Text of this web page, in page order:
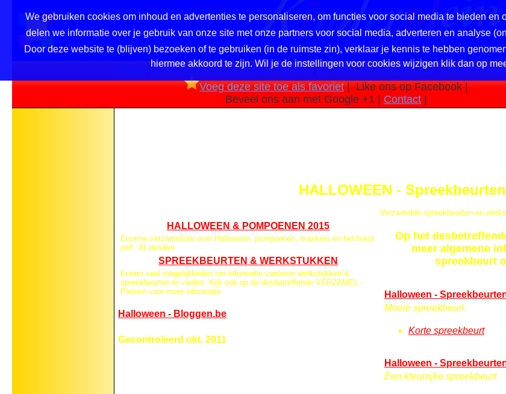
We gebruiken cookies om inhoud en advertenties te personaliseren, om functies voor social media te bieden en
delen we informatie over je gebruik van onze site met onze partners voor social media, adverteren en analyse
Door deze website te (blijven) bezoeken of te gebruiken (in de ruimste zin), verklaar je kennis te hebben
hiermee akkoord te zijn. Wil je de instellingen voor cookies wijzigen klik dan op
|Overzicht onderwerpen / pleinen|Privacy en cookiebeleid|Website
Voeg deze site toe als favoriet|Like ons op Facebook |
Beveel ons aan met Google +1 | Contact
HALLOWEEN -
Verzamelde spreekbeurten en
HALLOWEEN & POMPOENEN 2015
Enorme verzamelsite over Halloween, pompoenen, maskers en het feest
zelf. 31 oktober
SPREEKBEURTEN & WERKSTUKKEN
Enorm veel mogelijkheden om informatie van/over werkstukken &
spreekbeurten te vinden. Kijk ook op de desbetreffende VERZAMEL -
Pleinen voor meer informatie.
Halloween - Bloggen.be
Gecontroleerd okt. 2011
Op het
meer algemene
spreekbeurt
Halloween -
Mooie spreekbeurt.
Korte spreekbeurt
Halloween -
Een kleurrijke spreekbeurt